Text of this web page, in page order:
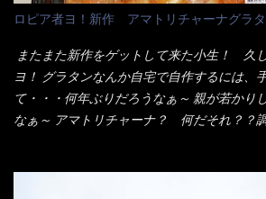
メシは、宮崎辛麺にしよう！ それではまず
んだか紙に巻かれた棒状の麺が二束、調味
り見慣れない姿・・・何だかチョッと高級
明なトレイに並んだ棒状麺なんて見慣れな
がかかる） 袋の裏側を見ると、韮とか卵
それなばらと冷蔵庫にあった、黒豆モヤシ
ロピア者ヨ！新作 アマトリチャーナグラタ
またまた新作をゲットして来た小生！ 久
ヨ！ グラタンなんか自宅で自作するには、
て・・・何年ぶりだろうなぁ～ 親が若かり
なぁ～ アマトリチャーナ？ 何だそれ？？